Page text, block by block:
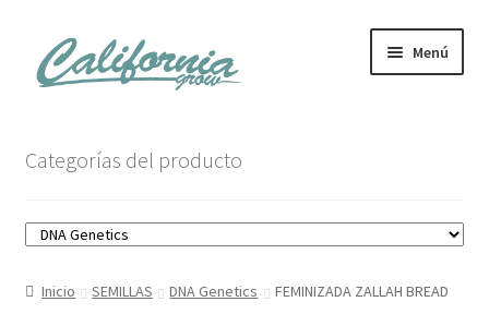
al
contenido
Menú
Carrito
Mi cuenta
Categorías del producto
Inicio SEMILLAS DNA Genetics FEMINIZADA ZALLAH BREAD